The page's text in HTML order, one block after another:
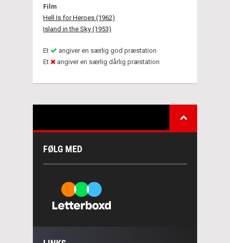
Film
Hell Is for Heroes (1962)
Island in the Sky (1953)
Et
angiver en særlig god præstation
Et
angiver en særlig dårlig præstation
FØLG MED